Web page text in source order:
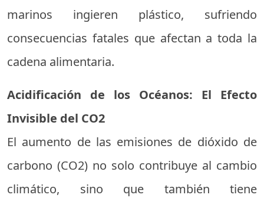
marinos ingieren plástico, sufriendo
consecuencias fatales que afectan a toda la
cadena alimentaria.
Acidificación de los Océanos: El Efecto
Invisible del CO2
El aumento de las emisiones de dióxido de
carbono (CO2) no solo contribuye al cambio
climático, sino que también tiene